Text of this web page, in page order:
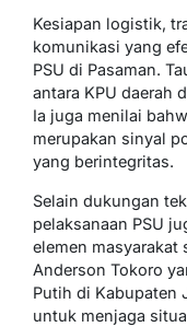
Kesiapan logistik,
komunikasi yang
PSU di Pasaman.
antara KPU daerah
Ia juga menilai
merupakan sinyal
yang berintegritas.
Selain dukungan
pelaksanaan PSU
elemen masyarakat
Anderson Tokoro
Putih di Kabupaten
untuk menjaga